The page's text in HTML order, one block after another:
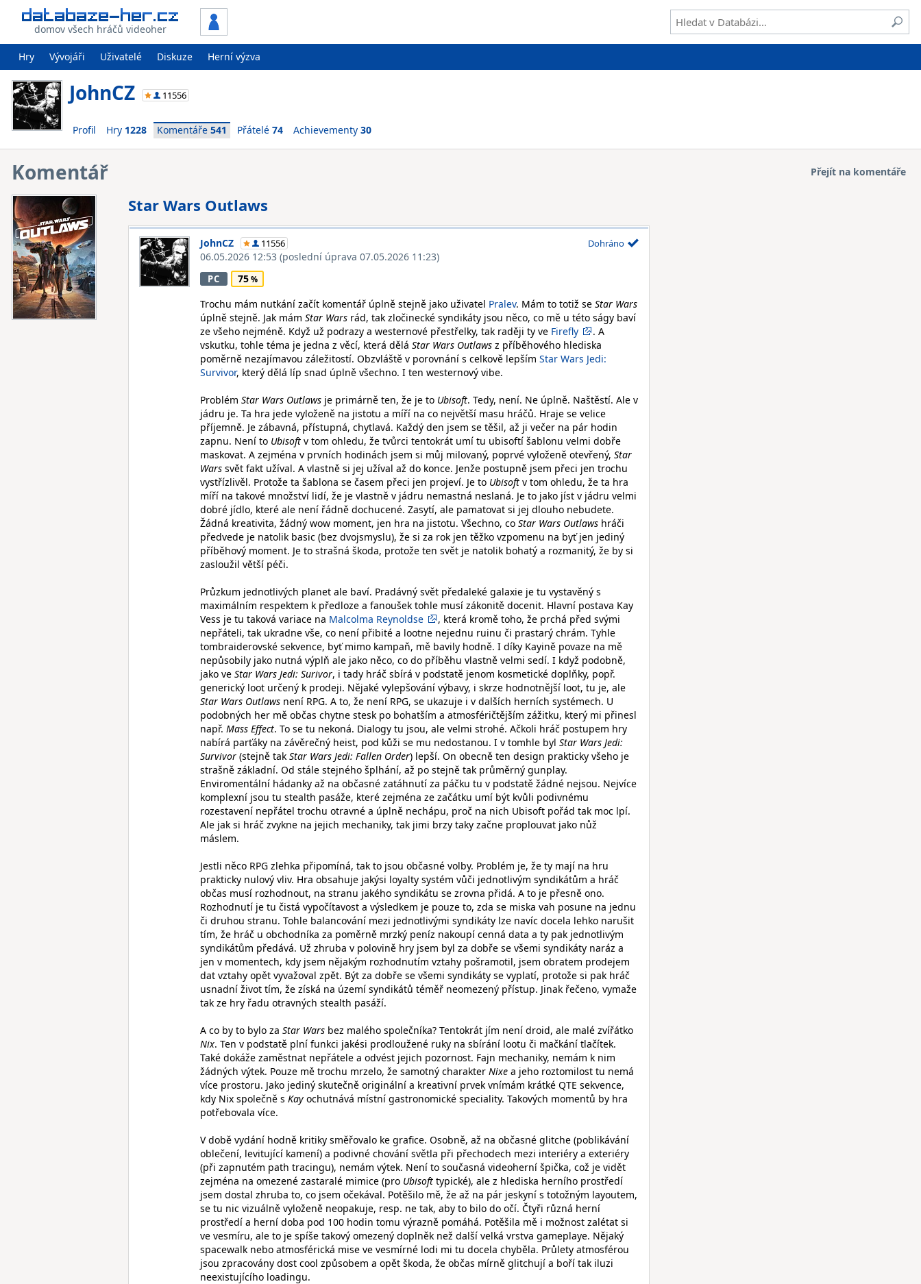
domov všech hráčů videoher
Hry Vývojáři Uživatelé Diskuze Herní výzva
JohnCZ 11556
Profil Hry 1228 Komentáře 541 Přátelé 74 Achievementy 30
Komentář Přejít na komentáře
Star Wars Outlaws
JohnCZ 11556
06.05.2026 12:53 (poslední úprava 07.05.2026 11:23)
Dohráno
PC
75
Trochu mám nutkání začít komentář úplně stejně jako uživatel Pralev. Mám to totiž se Star Wars
úplně stejně. Jak mám Star Wars rád, tak zločinecké syndikáty jsou něco, co mě u této ságy baví
ze všeho nejméně. Když už podrazy a westernové přestřelky, tak raději ty ve Firefly
. A
vskutku, tohle téma je jedna z věcí, která dělá Star Wars Outlaws z příběhového hlediska
poměrně nezajímavou záležitostí. Obzvláště v porovnání s celkově lepším Star Wars Jedi:
Survivor, který dělá líp snad úplně všechno. I ten westernový vibe.
Problém Star Wars Outlaws je primárně ten, že je to Ubisoft. Tedy, není. Ne úplně. Naštěstí. Ale v
jádru je. Ta hra jede vyloženě na jistotu a míří na co největší masu hráčů. Hraje se velice
příjemně. Je zábavná, přístupná, chytlavá. Každý den jsem se těšil, až ji večer na pár hodin
zapnu. Není to Ubisoft v tom ohledu, že tvůrci tentokrát umí tu ubisoftí šablonu velmi dobře
maskovat. A zejména v prvních hodinách jsem si můj milovaný, poprvé vyloženě otevřený, Star
Wars svět fakt užíval. A vlastně si jej užíval až do konce. Jenže postupně jsem přeci jen trochu
vystřízlivěl. Protože ta šablona se časem přeci jen projeví. Je to Ubisoft v tom ohledu, že ta hra
míří na takové množství lidí, že je vlastně v jádru nemastná neslaná. Je to jako jíst v jádru velmi
dobré jídlo, které ale není řádně dochucené. Zasytí, ale pamatovat si jej dlouho nebudete.
Žádná kreativita, žádný wow moment, jen hra na jistotu. Všechno, co Star Wars Outlaws hráči
předvede je natolik basic (bez dvojsmyslu), že si za rok jen těžko vzpomenu na byť jen jediný
příběhový moment. Je to strašná škoda, protože ten svět je natolik bohatý a rozmanitý, že by si
zasloužil větší péči.
Průzkum jednotlivých planet ale baví. Pradávný svět předaleké galaxie je tu vystavěný s
maximálním respektem k předloze a fanoušek tohle musí zákonitě docenit. Hlavní postava Kay
Vess je tu taková variace na Malcolma Reynoldse
, která kromě toho, že prchá před svými
nepřáteli, tak ukradne vše, co není přibité a lootne nejednu ruinu či prastarý chrám. Tyhle
tombraiderovské sekvence, byť mimo kampaň, mě bavily hodně. I díky Kayině povaze na mě
nepůsobily jako nutná výplň ale jako něco, co do příběhu vlastně velmi sedí. I když podobně,
jako ve Star Wars Jedi: Surivor, i tady hráč sbírá v podstatě jenom kosmetické doplňky, popř.
generický loot určený k prodeji. Nějaké vylepšování výbavy, i skrze hodnotnější loot, tu je, ale
Star Wars Outlaws není RPG. A to, že není RPG, se ukazuje i v dalších herních systémech. U
podobných her mě občas chytne stesk po bohatším a atmosféričtějším zážitku, který mi přinesl
např. Mass Effect. To se tu nekoná. Dialogy tu jsou, ale velmi strohé. Ačkoli hráč postupem hry
nabírá parťáky na závěrečný heist, pod kůži se mu nedostanou. I v tomhle byl Star Wars Jedi:
Survivor (stejně tak Star Wars Jedi: Fallen Order) lepší. On obecně ten design prakticky všeho je
strašně základní. Od stále stejného šplhání, až po stejně tak průměrný gunplay.
Enviromentální hádanky až na občasné zatáhnutí za páčku tu v podstatě žádné nejsou. Nejvíce
komplexní jsou tu stealth pasáže, které zejména ze začátku umí být kvůli podivnému
rozestavení nepřátel trochu otravné a úplně nechápu, proč na nich Ubisoft pořád tak moc lpí.
Ale jak si hráč zvykne na jejich mechaniky, tak jimi brzy taky začne proplouvat jako nůž
máslem.
Jestli něco RPG zlehka připomíná, tak to jsou občasné volby. Problém je, že ty mají na hru
prakticky nulový vliv. Hra obsahuje jakýsi loyalty systém vůči jednotlivým syndikátům a hráč
občas musí rozhodnout, na stranu jakého syndikátu se zrovna přidá. A to je přesně ono.
Rozhodnutí je tu čistá vypočítavost a výsledkem je pouze to, zda se miska vah posune na jednu
či druhou stranu. Tohle balancování mezi jednotlivými syndikáty lze navíc docela lehko narušit
tím, že hráč u obchodníka za poměrně mrzký peníz nakoupí cenná data a ty pak jednotlivým
syndikátům předává. Už zhruba v polovině hry jsem byl za dobře se všemi syndikáty naráz a
jen v momentech, kdy jsem nějakým rozhodnutím vztahy pošramotil, jsem obratem prodejem
dat vztahy opět vyvažoval zpět. Být za dobře se všemi syndikáty se vyplatí, protože si pak hráč
usnadní život tím, že získá na území syndikátů téměř neomezený přístup. Jinak řečeno, vymaže
tak ze hry řadu otravných stealth pasáží.
A co by to bylo za Star Wars bez malého společníka? Tentokrát jím není droid, ale malé zvířátko
Nix. Ten v podstatě plní funkci jakési prodloužené ruky na sbírání lootu či mačkání tlačítek.
Také dokáže zaměstnat nepřátele a odvést jejich pozornost. Fajn mechaniky, nemám k nim
žádných výtek. Pouze mě trochu mrzelo, že samotný charakter Nixe a jeho roztomilost tu nemá
více prostoru. Jako jediný skutečně originální a kreativní prvek vnímám krátké QTE sekvence,
kdy Nix společně s Kay ochutnává místní gastronomické speciality. Takových momentů by hra
potřebovala více.
V době vydání hodně kritiky směřovalo ke grafice. Osobně, až na občasné glitche (poblikávání
oblečení, levitující kamení) a podivné chování světla při přechodech mezi interiéry a exteriéry
(při zapnutém path tracingu), nemám výtek. Není to současná videoherní špička, což je vidět
zejména na omezené zastaralé mimice (pro Ubisoft typické), ale z hlediska herního prostředí
jsem dostal zhruba to, co jsem očekával. Potěšilo mě, že až na pár jeskyní s totožným layoutem,
se tu nic vizuálně vyloženě neopakuje, resp. ne tak, aby to bilo do očí. Čtyři různá herní
prostředí a herní doba pod 100 hodin tomu výrazně pomáhá. Potěšila mě i možnost zalétat si
ve vesmíru, ale to je spíše takový omezený doplněk než další velká vrstva gameplaye. Nějaký
spacewalk nebo atmosférická mise ve vesmírné lodi mi tu docela chyběla. Průlety atmosférou
jsou zpracovány dost cool způsobem a opět škoda, že občas mírně glitchují a boří tak iluzi
neexistujícího loadingu.